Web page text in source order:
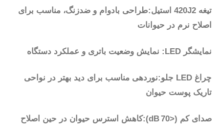
تیغه 420J2 استیل:طراحی بادوام و ضدزنگ، مناسب برای
اصلاح نرم در حیوانات
نمایشگر LED: نمایش وضعیت باتری و عملکرد دستگاه
چراغ LED جلو:نوردهی مناسب برای دید بهتر در نواحی
تاریک پوست حیوان
صدای کم (<70 dB):کاهش استرس حیوان در حین اصلاح